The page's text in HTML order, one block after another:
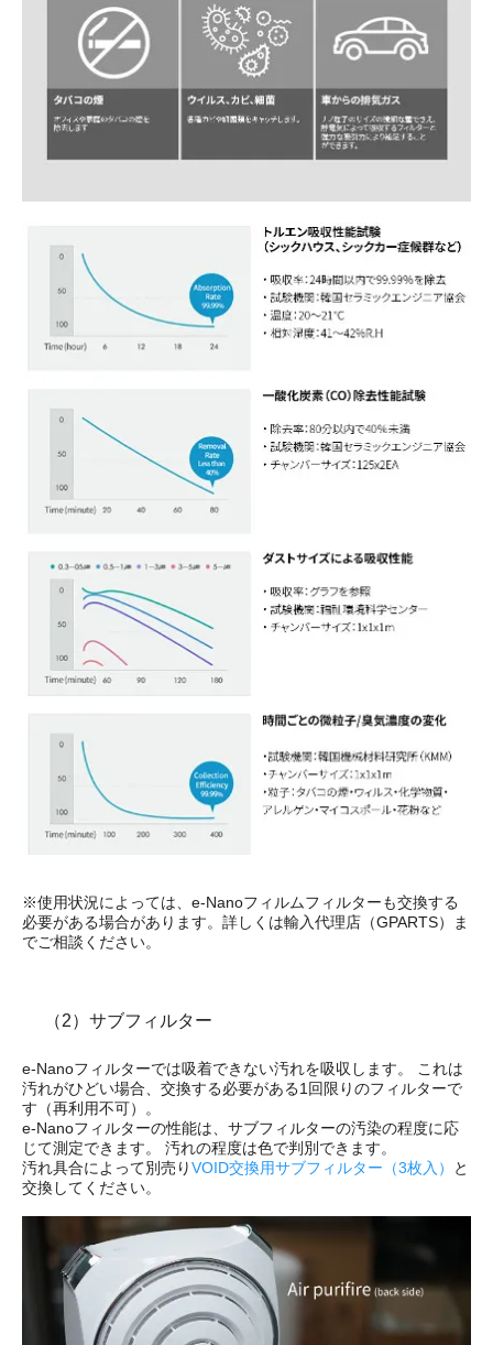
※使用状況によっては、e-Nanoフィルムフィルターも交換する
必要がある場合があります。詳しくは輸入代理店（GPARTS）ま
でご相談ください。
（2）サブフィルター
e-Nanoフィルターでは吸着できない汚れを吸収します。 これは
汚れがひどい場合、交換する必要がある1回限りのフィルターで
す（再利用不可）。
e-Nanoフィルターの性能は、サブフィルターの汚染の程度に応
じて測定できます。 汚れの程度は色で判別できます。
汚れ具合によって別売りVOID交換用サブフィルター（3枚入）
と
交換してください。